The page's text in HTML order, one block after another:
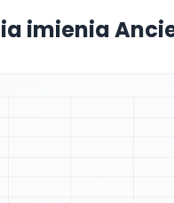
imienia